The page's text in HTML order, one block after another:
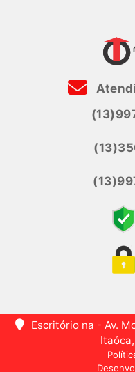
Escritório na - Av.